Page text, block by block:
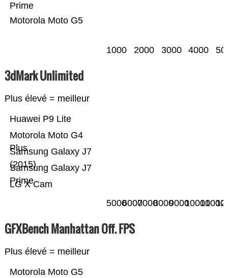
Motorola Moto G5
Prime
1000 2000 3000 4000
3dMark Unlimited
Plus élevé = meilleur
LG X Cam
Samsung Galaxy J7
Prime
Samsung Galaxy J7
(2015)
Motorola Moto G4
Plus
Huawei P9 Lite
500060007000800090001000011000
GFXBench Manhattan Off. FPS
Plus élevé = meilleur
Motorola Moto G5